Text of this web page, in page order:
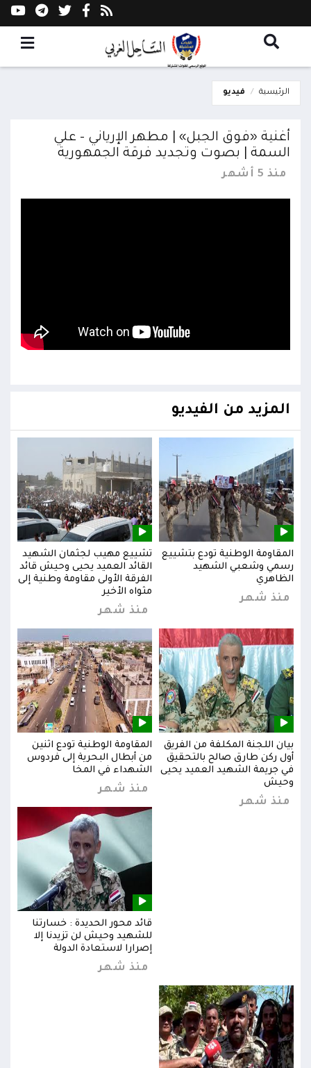
الرئيسية فيديو
أغنية «فوق الجبل» | مطهر الإرياني – علي
السمة | بصوت وتجديد فرقة الجمهورية
منذ 5 أشهر
المزيد من الفيديو
المقاومة الوطنية تودع بتشييع
رسمي وشعبي الشهيد
الظاهري
منذ شهر
تشييع مهيب لجثمان الشهيد
القائد العميد يحيى وحيش قائد
الفرقة الأولى مقاومة وطنية إلى
مثواه الأخير
منذ شهر
بيان اللجنة المكلفة من الفريق
أول ركن طارق صالح بالتحقيق
في جريمة الشهيد العميد يحيى
وحيش
منذ شهر
المقاومة الوطنية تودع اثنين
من أبطال البحرية إلى فردوس
الشهداء في المخا
منذ شهر
قائد محور الحديدة : خسارتنا
للشهيد وحيش لن تزيدنا إلا
إصرارا لاستعادة الدولة
منذ شهر